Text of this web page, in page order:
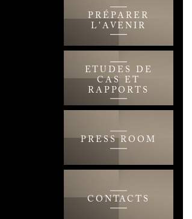
PRÉPARER
L'AVENIR
ETUDES DE
CAS ET
RAPPORTS
PRESS ROOM
CONTACTS